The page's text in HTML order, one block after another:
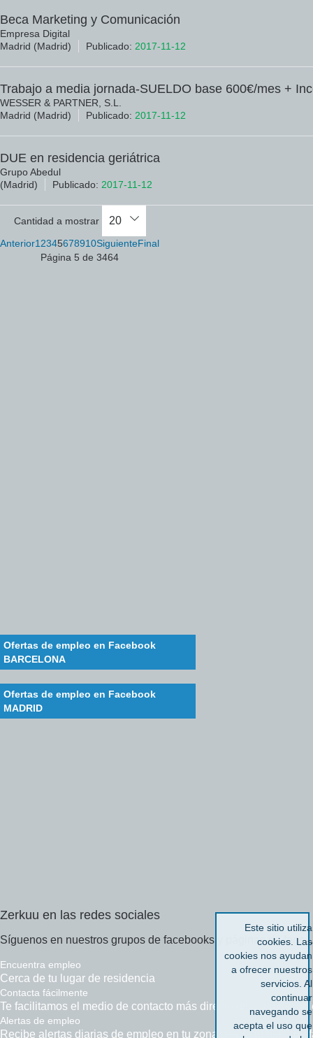
Beca Marketing y Comunicación
Empresa Digital
Madrid (Madrid)
Publicado: 2017-11-12
Trabajo a media jornada-SUELDO base 600€/mes +
WESSER & PARTNER, S.L.
Madrid (Madrid)
Publicado: 2017-11-12
DUE en residencia geriátrica
Grupo Abedul
(Madrid)
Publicado: 2017-11-12
Cantidad a mostrar
Anterior1 2345678910SiguienteFinal
Página 5 de 3464
Ofertas de empleo en Facebook
BARCELONA
Ofertas de empleo en Facebook
MADRID
Zerkuu en las redes sociales
Síguenos en nuestros grupos de facebooks y páginas de fans...
Encuentra empleo
Cerca de tu lugar de residencia
Contacta fácilmente
Te facilitamos el medio de contacto más directo disponible con
Alertas de empleo
Recibe alertas diarias de empleo en tu zona desde tu perfil de
Este sitio utiliza
cookies. Las
cookies nos ayudan
a ofrecer nuestros
servicios. Al
continuar
navegando se
acepta el uso que